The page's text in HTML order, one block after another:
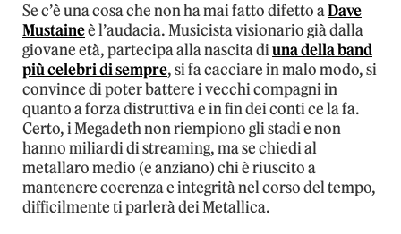
Se c’è una cosa che non ha mai fatto difetto aDave
Mustaineè l’audacia. Musicista visionario già dalla
giovane età, partecipa alla nascita diuna della band
più celebri di sempre, si fa cacciare in malo modo, si
convince di poter battere i vecchi compagni in
quanto a forza distruttiva e in fin dei conti ce la fa.
Certo, i Megadeth non riempiono gli stadi e non
hanno miliardi di streaming, ma se chiedi al
metallaro medio (e anziano) chi è riuscito a
mantenere coerenza e integrità nel corso del tempo,
difficilmente ti parlerà dei Metallica.